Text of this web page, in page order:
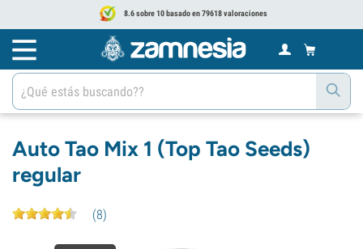
8.6 sobre 10 basado en 79618 valoraciones
Auto Tao Mix 1 (Top Tao Seeds)
regular
(8)